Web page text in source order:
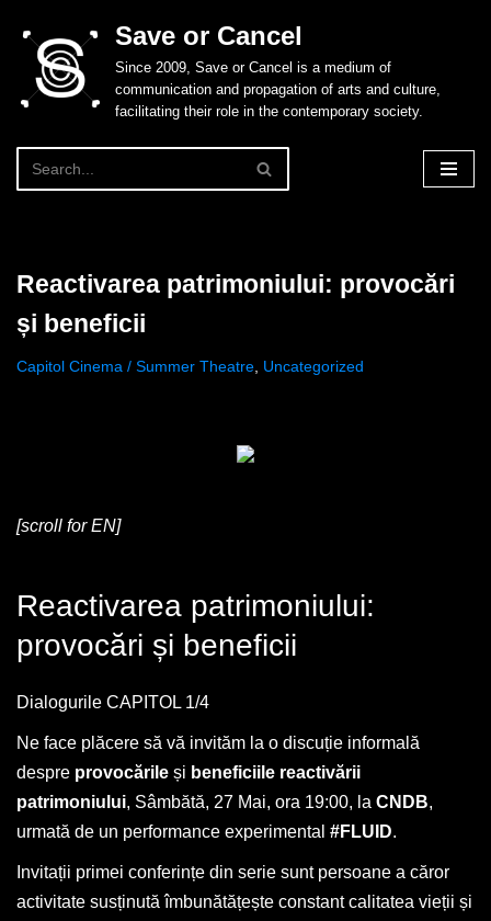
Skip
content
Save or Cancel
Since 2009, Save or Cancel is a medium of
communication and propagation of arts and culture,
facilitating their role in the contemporary society.
Reactivarea patrimoniului: provocări
și beneficii
Capitol Cinema / Summer Theatre, Uncategorized
[scroll for EN]
Reactivarea patrimoniului:
provocări și beneficii
Dialogurile CAPITOL 1/4
Ne face plăcere să vă invităm la o discuție informală
despre provocările și beneficiile reactivării
patrimoniului, Sâmbătă, 27 Mai, ora 19:00, la CNDB,
urmată de un performance experimental #FLUID.
Invitații primei conferințe din serie sunt persoane a căror
activitate susținută îmbunătățește constant calitatea vieții și